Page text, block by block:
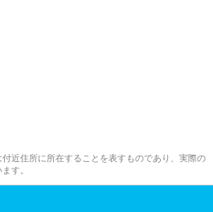
近住所に所在することを表すものであり、実際の
す。